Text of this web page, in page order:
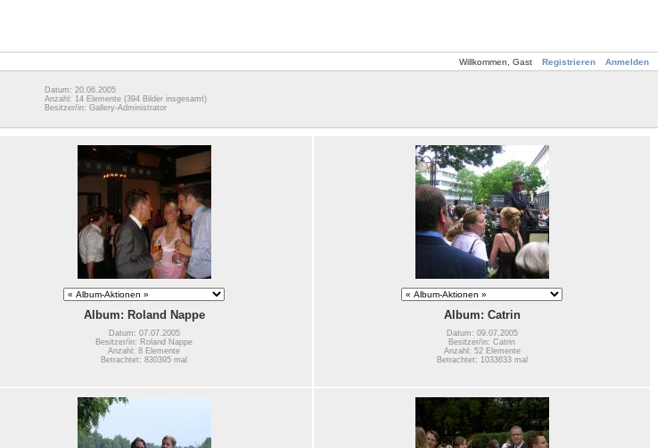
Willkommen, Gast Registrieren Anmelden
Datum: 20.06.2005
Anzahl: 14 Elemente (394 Bilder insgesamt)
Besitzer/in: Gallery-Administrator
Album: Roland Nappe
Datum: 07.07.2005
Besitzer/in: Roland Nappe
Anzahl: 8 Elemente
Betrachtet: 830395 mal
Album: Catrin
Datum: 09.07.2005
Besitzer/in: Catrin
Anzahl: 52 Elemente
Betrachtet: 1033633 mal